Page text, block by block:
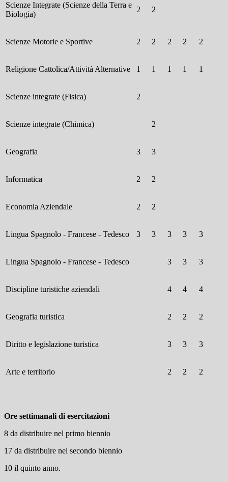
Scienze Integrate (Scienze della Terra e
Biologia)
2 2
Scienze Motorie e Sportive 2 2 2 2 2
Religione Cattolica/Attività Alternative 1 1 1 1 1
Scienze integrate (Fisica) 2
Scienze integrate (Chimica) 2
Geografia 3 3
Informatica 2 2
Economia Aziendale 2 2
Lingua Spagnolo - Francese - Tedesco 3 3 3 3 3
Lingua Spagnolo - Francese - Tedesco 3 3 3
Discipline turistiche aziendali 4 4 4
Geografia turistica 2 2 2
Diritto e legislazione turistica 3 3 3
Arte e territorio 2 2 2
Ore settimanali di esercitazioni
8 da distribuire nel primo biennio
17 da distribuire nel secondo biennio
10 il quinto anno.